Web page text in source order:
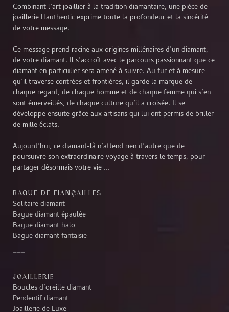
Combinant l’art joaillier à la tradition diamantaire, une pièce de
joaillerie Hauthentic exprime toute la profondeur et la sincérité
de votre message.
Ce message prend racine aux origines millénaires d’un diamant,
de votre diamant. Il s’accroît avec le parcours passionnant que ce
diamant en particulier sera amené à suivre. Au fur et à mesure
qu’il traverse contrées et frontières, il garde la marque de
chaque regard, de chaque homme et de chaque femme qui s’en
sont émerveillés, de chaque culture qu’il a croisée. Il se
développe ensuite grâce aux artisans qui lui ont permis de briller
de mille éclats.
Aujourd’hui, ce diamant-là n’attend rien d’autre que de
poursuivre son extraordinaire voyage à travers le temps, pour
partager désormais votre vie ...
BAGUE DE FIANÇAILLES
Solitaire diamant
Bague diamant épaulée
Bague diamant halo
Bague diamant fantaisie
JOAILLERIE
Boucles d’oreille diamant
Pendentif diamant
Joaillerie de Luxe